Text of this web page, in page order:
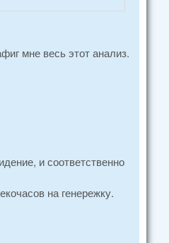
мне весь этот анализ.
и соответственно
на генережку.